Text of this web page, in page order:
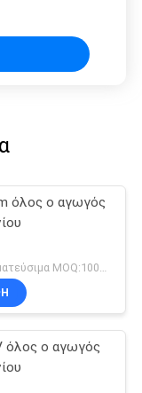
όλος ο αγωγός
Διαπραγματεύσιμα MOQ:1000M
όλος ο αγωγός